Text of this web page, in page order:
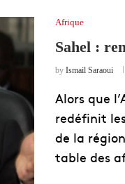
Afrique
Sahel :
by Ismail Saraoui
Alors que
redéfinit
de la
table des